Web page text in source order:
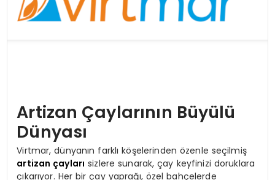
Artizan Çaylarının Büyülü
Dünyası
Virtmar, dünyanın farklı köşelerinden özenle seçilmiş
artizan çayları sizlere sunarak, çay keyfinizi doruklara
çıkarıyor. Her bir çay yaprağı, özel bahçelerde